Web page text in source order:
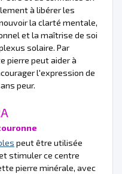
à libérer les
la clarté mentale,
et la maîtrise de soi
solaire. Par
pierre peut aider à
l'expression de
peur.
peut être utilisée
stimuler ce centre
pierre minérale, avec